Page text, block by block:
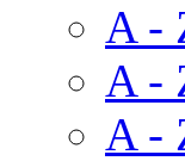
A -
A -
A -